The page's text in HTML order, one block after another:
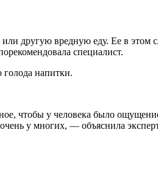
другую вредную еду. Ее в
специалист.
напитки.
чтобы у человека было
у многих, — объяснила